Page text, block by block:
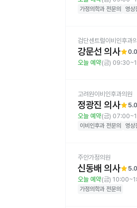
가정의학과 전문의 영상
검단센트럴이비인후과
강문선 의사star0.0
오늘 예약(금)
고려원이비인후과의원
정광진 의사star5.0
오늘 예약(금)
이비인후과 전문의 영상
주안가정의원
신동배 의사star5.0
오늘 예약(금)
가정의학과 전문의